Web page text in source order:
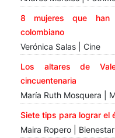
8 mujeres que han
colombiano
Verónica Salas | Cine
Los altares de
cincuentenaria
María Ruth Mosquera |
Siete tips para lograr el
Maira Ropero | Bienestar